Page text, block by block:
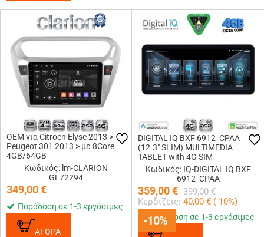
OEM για Citroen Elyse 2013 >
Peugeot 301 2013 > με 8Core
4GB/64GB
Κωδικός: lm-CLARION
GL72294
349,00€
Παράδοση σε 1-3 εργάσιμες
ΑΓΟΡΑ
-10%
DIGITAL IQ BXF 6912_CPAA
(12.3" SLIM) MULTIMEDIA
TABLET with 4G SIM
Κωδικός: IQ-DIGITAL IQ BXF
6912_CPAA
359,00€ 399,00 €
Κερδίζεις: 40,00 € (-10%)
-10%
Παράδοση σε 1-3 εργάσιμες